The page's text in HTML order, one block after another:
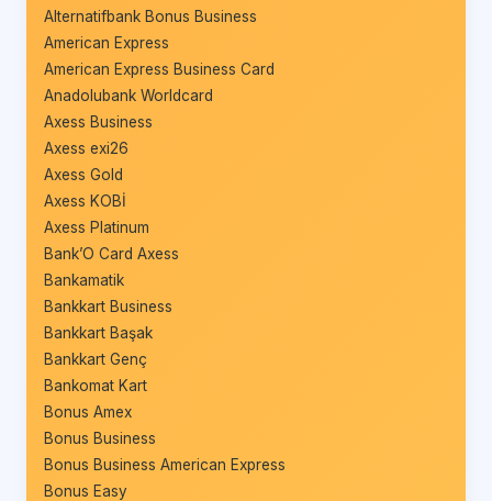
Alternatifbank Bonus Business
American Express
American Express Business Card
Anadolubank Worldcard
Axess Business
Axess exi26
Axess Gold
Axess KOBİ
Axess Platinum
Bank’O Card Axess
Bankamatik
Bankkart Business
Bankkart Başak
Bankkart Genç
Bankomat Kart
Bonus Amex
Bonus Business
Bonus Business American Express
Bonus Easy